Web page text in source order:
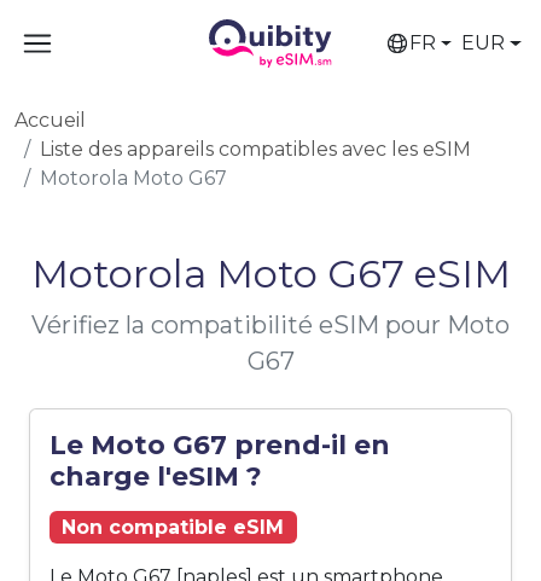
FR EUR
Accueil
Liste des appareils compatibles avec les eSIM
Motorola Moto G67
Motorola Moto G67 eSIM
Vérifiez la compatibilité eSIM pour Moto
G67
Le Moto G67 prend-il en
charge l'eSIM ?
Non compatible eSIM